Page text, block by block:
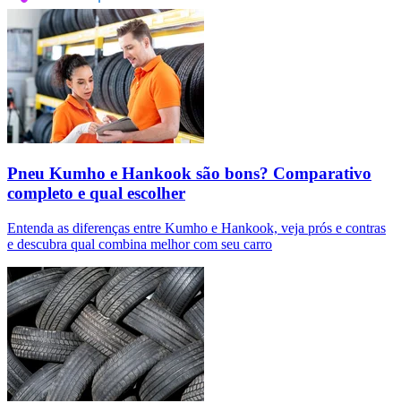
Pneu Kumho e Hankook são bons? Comparativo
completo e qual escolher
Entenda as diferenças entre Kumho e Hankook, veja prós e contras
e descubra qual combina melhor com seu carro